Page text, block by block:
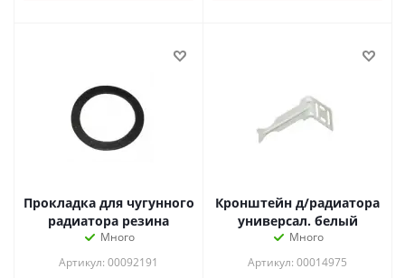
Прокладка для чугунного
радиатора резина
Много
Артикул: 00092191
Кронштейн д/радиатора
универсал. белый
Много
Артикул: 00014975